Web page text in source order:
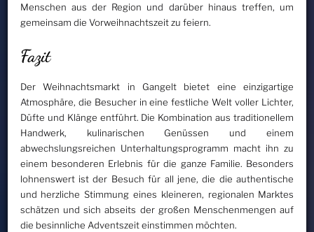
Menschen aus der Region und darüber hinaus treffen, um
gemeinsam die Vorweihnachtszeit zu feiern.
Fazit
Der Weihnachtsmarkt in Gangelt bietet eine einzigartige
Atmosphäre, die Besucher in eine festliche Welt voller Lichter,
Düfte und Klänge entführt. Die Kombination aus traditionellem
Handwerk, kulinarischen Genüssen und einem
abwechslungsreichen Unterhaltungsprogramm macht ihn zu
einem besonderen Erlebnis für die ganze Familie. Besonders
lohnenswert ist der Besuch für all jene, die die authentische
und herzliche Stimmung eines kleineren, regionalen Marktes
schätzen und sich abseits der großen Menschenmengen auf
die besinnliche Adventszeit einstimmen möchten.